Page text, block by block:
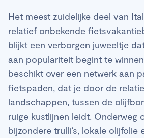
Het meest zuidelijke deel van
relatief onbekende
blijkt een verborgen juweeltje
aan populariteit begint te
beschikt over een netwerk aan
fietspaden, dat je door de
landschappen, tussen de
ruige kustlijnen leidt. Onderweg
bijzondere trulli’s, lokale olijfolie